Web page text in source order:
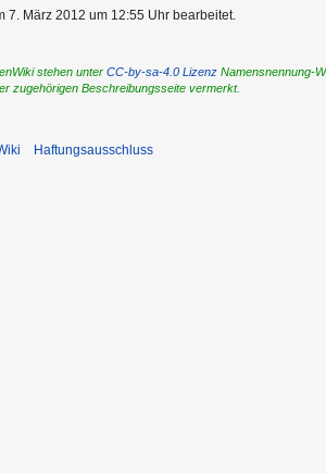
7. März 2012 um 12:55 Uhr bearbeitet.
stehen unterCC-by-sa-4.0 Lizenz Namensnennung-
zugehörigen Beschreibungsseite vermerkt.
Haftungsausschluss